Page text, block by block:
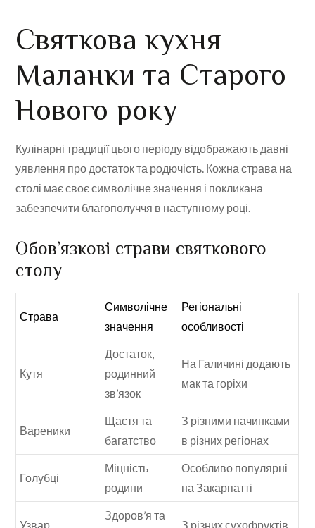
Святкова кухня
Маланки та Старого
Нового року
Кулінарні традиції цього періоду відображають давні
уявлення про достаток та родючість. Кожна страва на
столі має своє символічне значення і покликана
забезпечити благополуччя в наступному році.
Обов’язкові страви святкового
столу
Страва
Символічне
значення
Регіональні
особливості
Кутя
Достаток,
родинний
зв’язок
На Галичині додають
мак та горіхи
Вареники
Щастя та
багатство
З різними начинками
в різних регіонах
Голубці
Міцність
родини
Особливо популярні
на Закарпатті
Узвар
Здоров’я та
З різних сухофруктів